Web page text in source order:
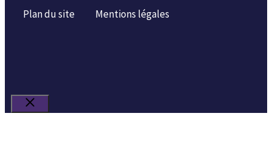
Plan du site Mentions légales
Fermer